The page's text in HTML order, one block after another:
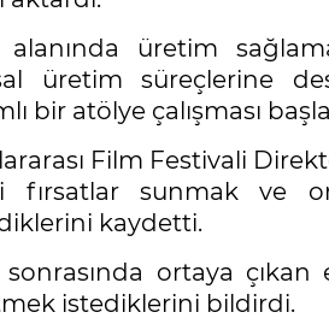
alanında üretim
üretim süreçlerine
bir atölye çalışması
Film Festivali
fırsatlar sunmak ve
kaydetti.
ortaya
istediklerini bildirdi.